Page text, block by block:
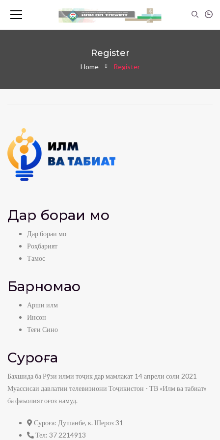
Register
Home Register
Дар бораи мо
Дар бораи мо
Роҳбарият
Тамос
Барномаҳо
Арши илм
Инсон
Теғи Сино
Суроға
Бахшида ба Рӯзи илми тоҷик дар мамлакат 14 апрели соли 2021
Муассисаи давлатии телевизиони Тоҷикистон - ТВ «Илм ва табиат»
ба фаъолият оғоз намуд.
Суроға: Душанбе, к. Шероз 31
Тел: 37 2214913